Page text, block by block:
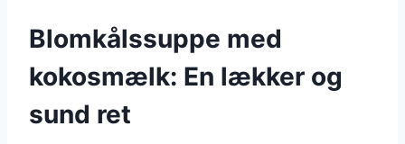
Blomkålssuppe med
kokosmælk: En lækker og
sund ret